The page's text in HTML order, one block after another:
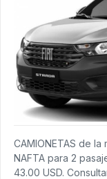
CAMIONETAS de la
NAFTA para 2
43.00 USD.